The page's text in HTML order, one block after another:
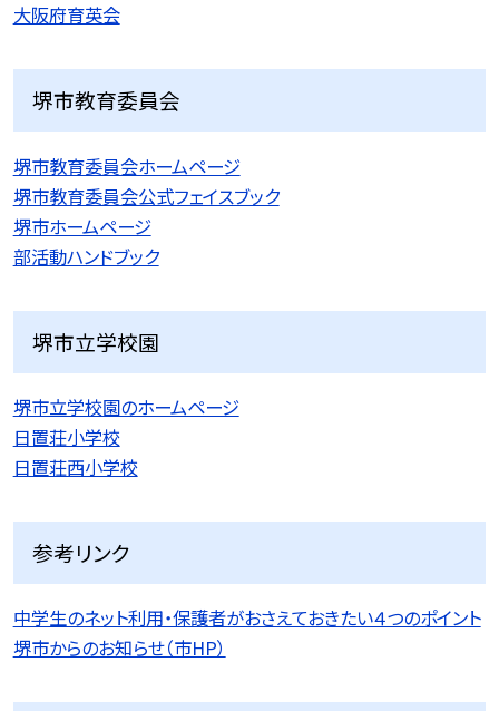
大阪府育英会
堺市教育委員会
堺市教育委員会ホームページ
堺市教育委員会公式フェイスブック
堺市ホームページ
部活動ハンドブック
堺市立学校園
堺市立学校園のホームページ
日置荘小学校
日置荘西小学校
参考リンク
中学生のネット利用・保護者がおさえておきたい４つのポイント
堺市からのお知らせ（市HP）